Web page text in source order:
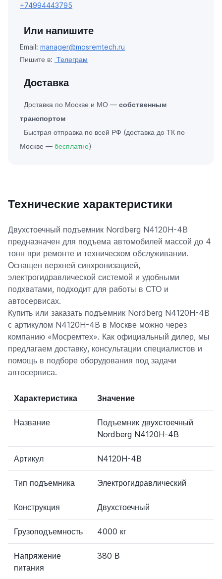
+74994443795
Или напишите
Email: manager@mosremtech.ru
Пишите в: Телеграм
Доставка
Доставка по Москве и МО — собственным
транспортом
Быстрая отправка по всей РФ (доставка до ТК по
Москве — бесплатно)
Технические характеристики
Двухстоечный подъемник Nordberg N4120H-4B
предназначен для подъема автомобилей массой до 4
тонн при ремонте и техническом обслуживании.
Оснащен верхней синхронизацией,
электрогидравлической системой и удобными
подхватами, подходит для работы в СТО и
автосервисах.
Купить или заказать подъемник Nordberg N4120H-4B
с артикулом N4120H-4B в Москве можно через
компанию «Мосремтех». Как официальный дилер, мы
предлагаем доставку, консультации специалистов и
помощь в подборе оборудования под задачи
автосервиса.
Характеристика Значение
Название
Подъемник двухстоечный
Nordberg N4120H-4B
Артикул N4120H-4B
Тип подъемника Электрогидравлический
Конструкция Двухстоечный
Грузоподъемность 4000 кг
Напряжение
питания
380 В